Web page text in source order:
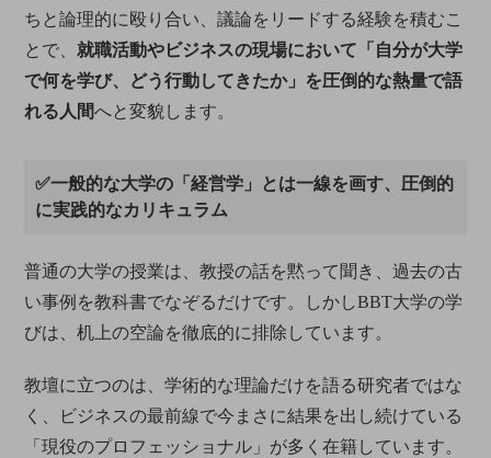
ちと論理的に殴り合い、議論をリードする経験を積むこ
とで、就職活動やビジネスの現場において「自分が大学
で何を学び、どう行動してきたか」を圧倒的な熱量で語
れる人間へと変貌します。
✅一般的な大学の「経営学」とは一線を画す、圧倒的
に実践的なカリキュラム
普通の大学の授業は、教授の話を黙って聞き、過去の古
い事例を教科書でなぞるだけです。しかしBBT大学の学
びは、机上の空論を徹底的に排除しています。
教壇に立つのは、学術的な理論だけを語る研究者ではな
く、ビジネスの最前線で今まさに結果を出し続けている
「現役のプロフェッショナル」が多く在籍しています。